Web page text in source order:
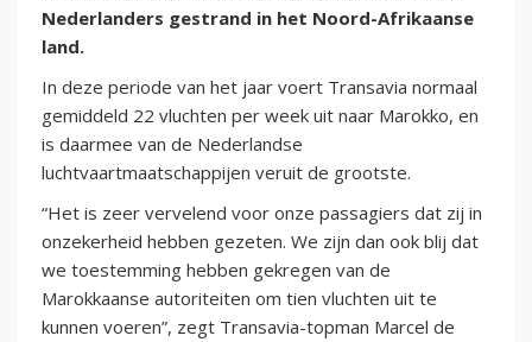
Nederlanders gestrand in het Noord-Afrikaanse
land.
In deze periode van het jaar voert Transavia normaal
gemiddeld 22 vluchten per week uit naar Marokko, en
is daarmee van de Nederlandse
luchtvaartmaatschappijen veruit de grootste.
“Het is zeer vervelend voor onze passagiers dat zij in
onzekerheid hebben gezeten. We zijn dan ook blij dat
we toestemming hebben gekregen van de
Marokkaanse autoriteiten om tien vluchten uit te
kunnen voeren”, zegt Transavia-topman Marcel de